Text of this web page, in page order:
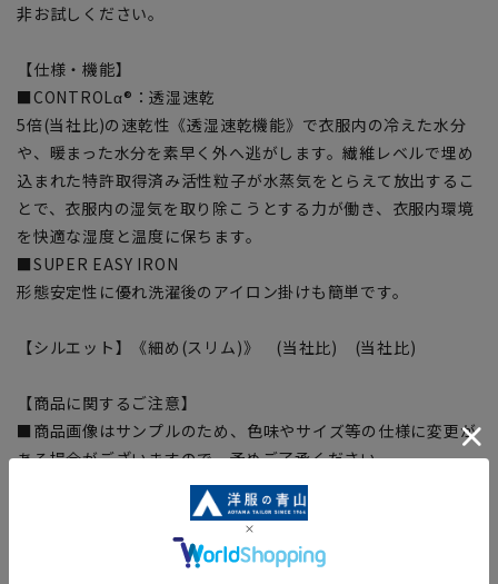
非お試しください。
【仕様・機能】
■CONTROLα®：透湿速乾
5倍(当社比)の速乾性《透湿速乾機能》で衣服内の冷えた水分
や、暖まった水分を素早く外へ逃がします。繊維レベルで埋め
込まれた特許取得済み活性粒子が水蒸気をとらえて放出するこ
とで、衣服内の湿気を取り除こうとする力が働き、衣服内環境
を快適な湿度と温度に保ちます。
■SUPER EASY IRON
形態安定性に優れ洗濯後のアイロン掛けも簡単です。
【シルエット】《細め(スリム)》 (当社比) (当社比)
【商品に関するご注意】
■商品画像はサンプルのため、色味やサイズ等の仕様に変更が
ある場合がございますので、予めご了承ください。
■ゆとり感には個人差があります。サイズ表を確認の上、ご購
入の目安としてご利用ください。
■生地や仕様・デザインにより、着用感や実際のサイズ表に若
干の誤差が生じる場合がございます。予めご了承ください。